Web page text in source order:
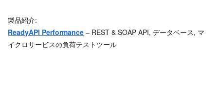
製品紹介:
ReadyAPI Performance – REST & SOAP API, データベース, マ
イクロサービスの負荷テストツール